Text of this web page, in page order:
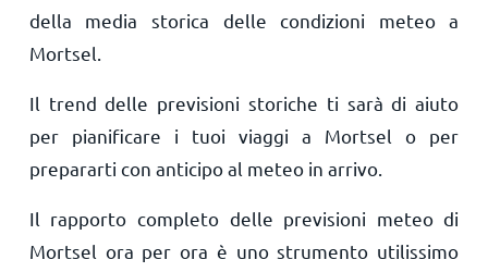
della media storica delle condizioni meteo a
Mortsel.
Il trend delle previsioni storiche ti sarà di aiuto
per pianificare i tuoi viaggi a Mortsel o per
prepararti con anticipo al meteo in arrivo.
Il rapporto completo delle previsioni meteo di
Mortsel ora per ora è uno strumento utilissimo